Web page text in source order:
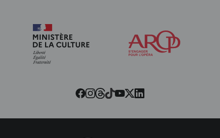
Facebook
Instagram
Threads
Tiktok
Youtube
Twitter
LinkedIn